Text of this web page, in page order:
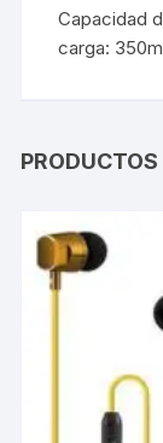
Capacidad
carga: